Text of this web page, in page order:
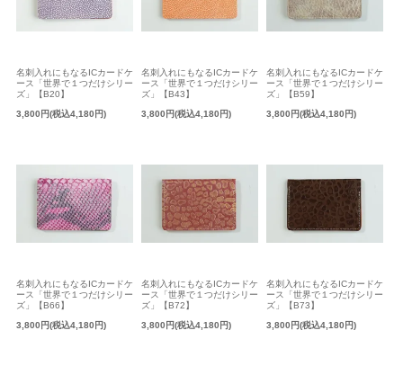
名刺入れにもなるICカードケ
ース「世界で１つだけシリー
ズ」【B20】
3,800円(税込4,180円)
名刺入れにもなるICカードケ
ース「世界で１つだけシリー
ズ」【B43】
3,800円(税込4,180円)
名刺入れにもなるICカードケ
ース「世界で１つだけシリー
ズ」【B59】
3,800円(税込4,180円)
名刺入れにもなるICカードケ
ース「世界で１つだけシリー
ズ」【B66】
3,800円(税込4,180円)
名刺入れにもなるICカードケ
ース「世界で１つだけシリー
ズ」【B72】
3,800円(税込4,180円)
名刺入れにもなるICカードケ
ース「世界で１つだけシリー
ズ」【B73】
3,800円(税込4,180円)